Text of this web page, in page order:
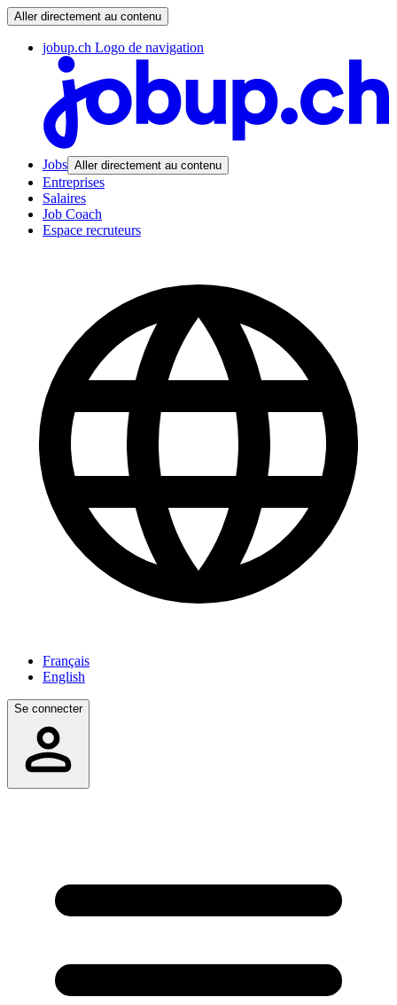
Aller directement au contenu
jobup.ch Logo de navigation
Jobs Aller directement au contenu
Entreprises
Salaires
Job Coach
Espace recruteurs
Français
English
Se connecter